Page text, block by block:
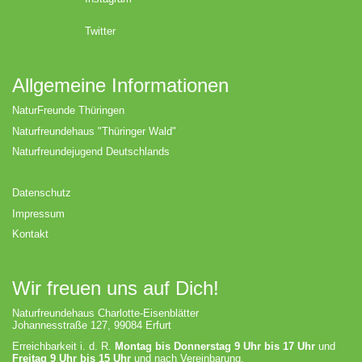
Twitter
Allgemeine Informationen
NaturFreunde Thüringen
Naturfreundehaus "Thüringer Wald"
Naturfreundejugend Deutschlands
Datenschutz
Impressum
Kontakt
Wir freuen uns auf Dich!
Naturfreundehaus Charlotte-Eisenblätter
Johannesstraße 127, 99084 Erfurt
Erreichbarkeit i. d. R. Montag bis Donnerstag 9 Uhr bis 17 Uhr und
Freitag 9 Uhr bis 15 Uhr und nach Vereinbarung.